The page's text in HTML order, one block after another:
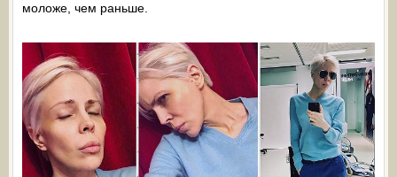
моложе, чем раньше.